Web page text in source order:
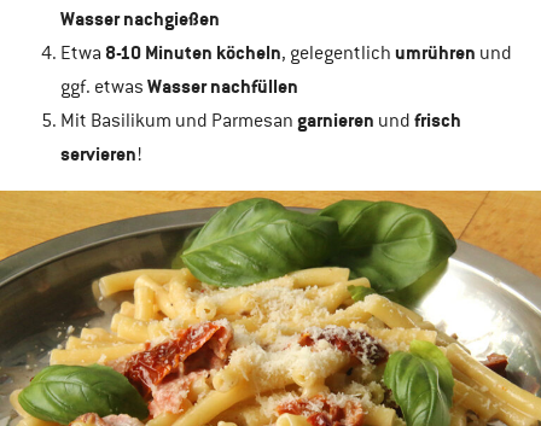
Wasser nachgießen
Etwa 8-10 Minuten köcheln, gelegentlich umrühren und
ggf. etwas Wasser nachfüllen
Mit Basilikum und Parmesan garnieren und frisch
servieren!